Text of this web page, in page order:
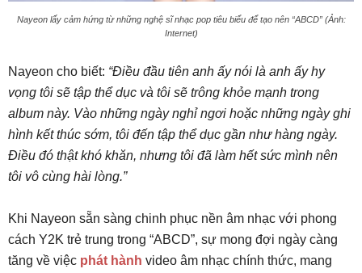
Nayeon lấy cảm hứng từ những nghệ sĩ nhạc pop tiêu biểu để tạo nên “ABCD” (Ảnh:
Internet)
Nayeon cho biết: “Điều đầu tiên anh ấy nói là anh ấy hy
vọng tôi sẽ tập thể dục và tôi sẽ trông khỏe mạnh trong
album này. Vào những ngày nghỉ ngơi hoặc những ngày ghi
hình kết thúc sớm, tôi đến tập thể dục gần như hàng ngày.
Điều đó thật khó khăn, nhưng tôi đã làm hết sức mình nên
tôi vô cùng hài lòng.”
Khi Nayeon sẵn sàng chinh phục nền âm nhạc với phong
cách Y2K trẻ trung trong “ABCD”, sự mong đợi ngày càng
tăng về việc phát hành video âm nhạc chính thức, mang